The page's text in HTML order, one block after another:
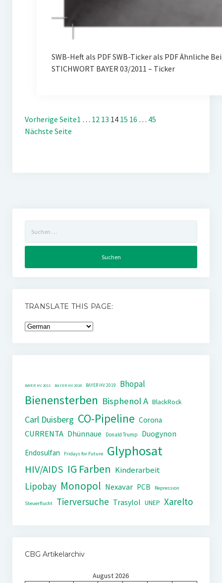
SWB-Heft als PDF SWB-Ticker als PDF Ähnliche
STICHWORT BAYER 03/2011 – Ticker
Vorherige Seite1 … 12 13 14 15 16 … 45
Nächste Seite
nach:
TRANSLATE THIS PAGE:
BAYER HV 2011 BAYER HV 2018 BAYER HV 2019 Bhopal
Bienensterben Bisphenol A BlackRock
Carl Duisberg CO-Pipeline Corona
CURRENTA Dhünnaue Donald Trump
Duogynon
Endosulfan
Fridays for Future Glyphosat
HIV/AIDS IG Farben Kinderarbeit
Lipobay Monopol Nexavar PCB Repression
Steuerflucht Tierversuche Trasylol UNEP Xarelto
CBG Artikelarchiv
August 2026